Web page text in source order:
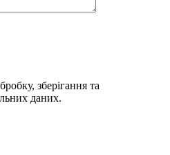
зберігання та
даних.